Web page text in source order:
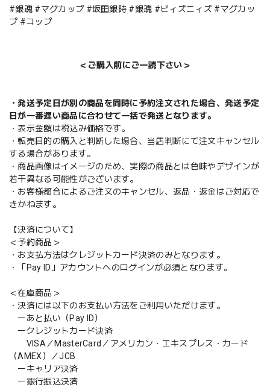
#銀魂 #マグカップ #坂田銀時 #銀魂 #ビィズニィズ #マグカッ
プ #コップ
＜ご購入前にご一読下さい＞
・発送予定日が別の商品を同時に予約注文された場合、発送予定
日が一番遅い商品に合わせて一括で発送となります。
・表示金額は税込み価格です。
・転売目的の購入と判断した場合、当店判断にて注文キャンセル
する場合があります。
・商品画像はイメージのため、実際の商品とは色味やデザインが
若干異なる可能性がございます。
・お客様都合によるご注文のキャンセル、返品・返金はご対応で
きかねます。
【決済について】
＜予約商品＞
・お支払方法はクレジットカード決済のみとなります。
・「Pay ID」アカウントへのログインが必須となります。
＜在庫商品＞
・決済には以下のお支払い方法をご利用いただけます。
ーあと払い（Pay ID）
ークレジットカード決済
VISA／MasterCard／アメリカン・エキスプレス・カード
（AMEX）／JCB
ーキャリア決済
ー銀行振込決済